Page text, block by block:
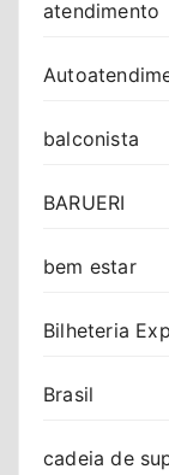
atendimento
balconista
BARUERI
bem estar
Bilheteria
Brasil
cadeia de